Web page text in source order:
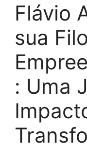
Flávio
sua
: Uma